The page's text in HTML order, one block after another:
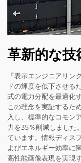
革新的な技
『表示エンジニアリン
ドの輝度を低下させる
式の電力分配を最適化
この理念を実証するた
入し、標準的なコモン
力を35％削減しました
ています。情報ディス
よびエネルギー効率に
高性能画像表現を実現